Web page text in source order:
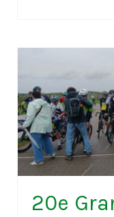
20e